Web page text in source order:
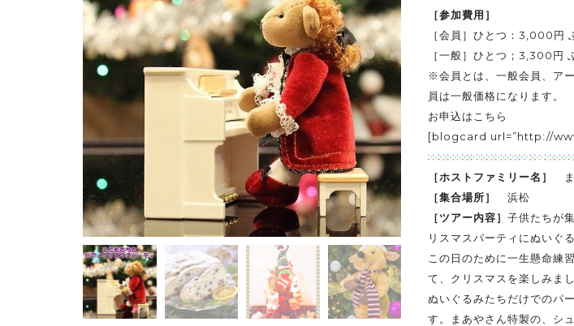
［参加費用］
［会員］ひとつ：3,000円
［一般］ひとつ；3,300円
※会員とは、一般会員、ア
員は一般価格になります。
お申込はこちら
[blogcard url=”http://
［ホストファミリー名］
［集合場所］
浜松
［ツアー内容］子供たちが
リスマスパーティにぬいぐ
この日のために一生懸命練
て、クリスマスを楽しみま
ぬいぐるみたちだけでのパ
す。まあやさん特製の、シ